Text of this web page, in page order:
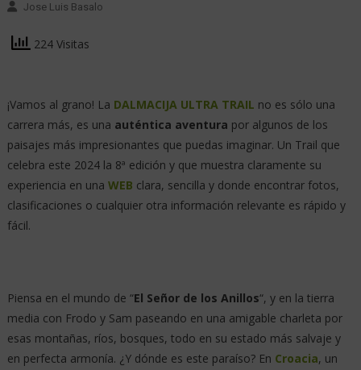
Jose Luis Basalo
224 Visitas
¡Vamos al grano! La DALMACIJA ULTRA TRAIL no es sólo una
carrera más, es una auténtica aventura por algunos de los
paisajes más impresionantes que puedas imaginar. Un Trail que
celebra este 2024 la 8ª edición y que muestra claramente su
experiencia en una WEB clara, sencilla y donde encontrar fotos,
clasificaciones o cualquier otra información relevante es rápido y
fácil.
Piensa en el mundo de “El Señor de los Anillos“, y en la tierra
media con Frodo y Sam paseando en una amigable charleta por
esas montañas, ríos, bosques, todo en su estado más salvaje y
en perfecta armonía. ¿Y dónde es este paraíso? En Croacia, un